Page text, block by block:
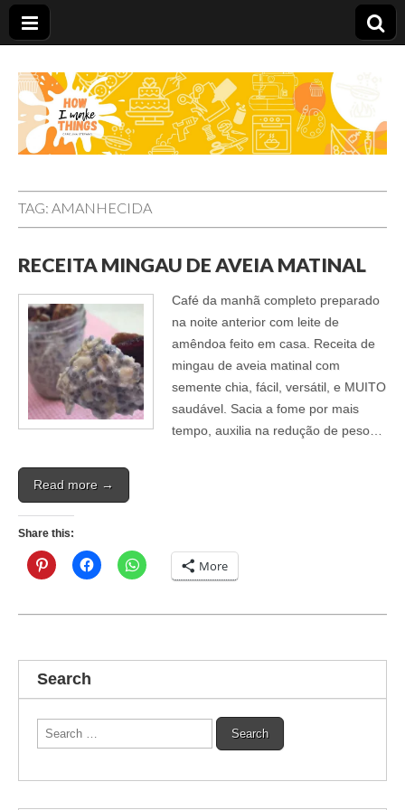
Carolina Stefano
TAG: AMANHECIDA
RECEITA MINGAU DE AVEIA MATINAL
Café da manhã completo preparado
na noite anterior com leite de
amêndoa feito em casa. Receita de
mingau de aveia matinal com
semente chia, fácil, versátil, e MUITO
saudável. Sacia a fome por mais
tempo, auxilia na redução de peso…
Read more →
Share this:
More
Search
Search
for: